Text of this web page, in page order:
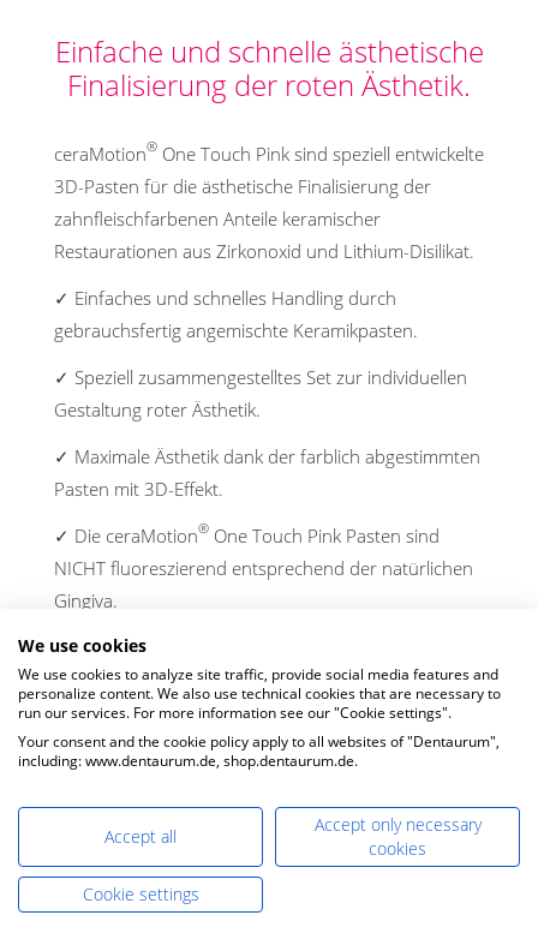
LIVE DEMO TERMIN
Einfache und schnelle ästhetische
Finalisierung der roten Ästhetik.
ceraMotion® One Touch Pink sind speziell entwickelte
3D-Pasten für die ästhetische Finalisierung der
zahnfleischfarbenen Anteile keramischer
Restaurationen aus Zirkonoxid und Lithium-Disilikat.
✓ Einfaches und schnelles Handling durch
gebrauchsfertig angemischte Keramikpasten.
✓ Speziell zusammengestelltes Set zur individuellen
Gestaltung roter Ästhetik.
✓ Maximale Ästhetik dank der farblich abgestimmten
Pasten mit 3D-Effekt.
✓ Die ceraMotion® One Touch Pink Pasten sind
NICHT fluoreszierend entsprechend der natürlichen
Gingiva.
Jetzt kaufen
We use cookies
We use cookies to analyze site traffic, provide social media features and
personalize content. We also use technical cookies that are necessary to
run our services. For more information see our "Cookie settings".
Your consent and the cookie policy apply to all websites of "Dentaurum",
including: www.dentaurum.de, shop.dentaurum.de.
Accept all
Accept only necessary
cookies
Cookie settings